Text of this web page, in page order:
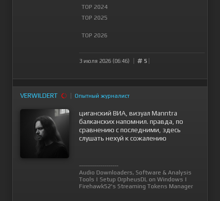
TOP 2024
TOP 2025
TOP 2026
3 июля 2026 (06:46) 5
VERWILDERT Опытный журналист
циганский ВИА, визуал Manntra
балканских напомнил. правда, по
сравнению с последними, здесь
слушать нехуй к сожалению
--------------------
Audio Downloaders, Software & Analysis
Tools | Setup OrpheusDL on Windows |
Firehawk52's Streaming Tokens Manager